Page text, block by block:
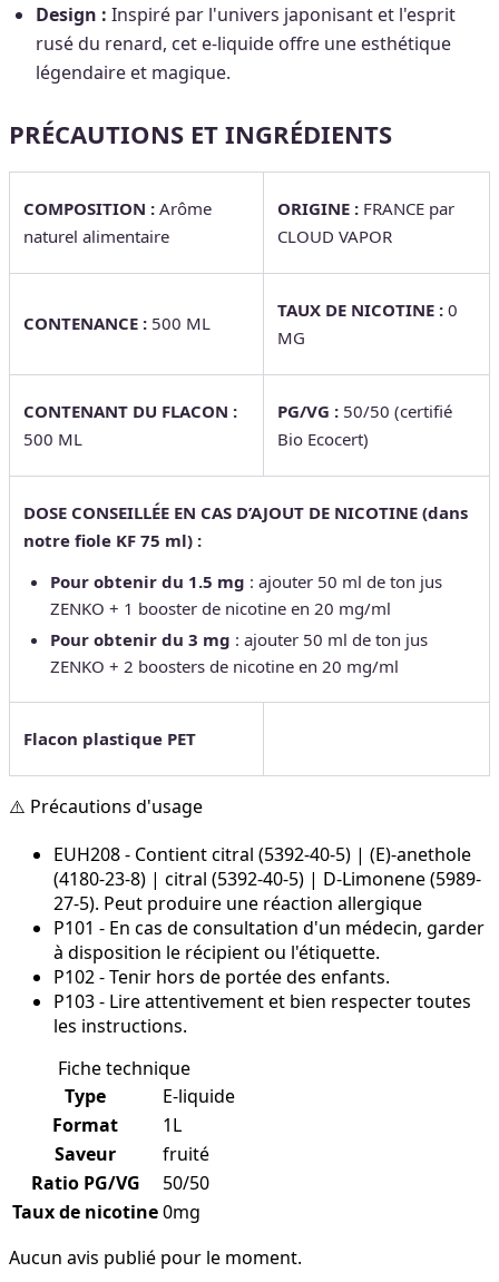
Design : Inspiré par l'univers japonisant et l'esprit
rusé du renard, cet e-liquide offre une esthétique
légendaire et magique.
PRÉCAUTIONS ET INGRÉDIENTS
COMPOSITION : Arôme
naturel alimentaire
ORIGINE : FRANCE par
CLOUD VAPOR
CONTENANCE : 500 ML
TAUX DE NICOTINE : 0
MG
CONTENANT DU FLACON :
500 ML
PG/VG : 50/50 (certifié
Bio Ecocert)
DOSE CONSEILLÉE EN CAS D’AJOUT DE NICOTINE (dans
notre fiole KF 75 ml) :
Pour obtenir du 1.5 mg : ajouter 50 ml de ton jus
ZENKO + 1 booster de nicotine en 20 mg/ml
Pour obtenir du 3 mg : ajouter 50 ml de ton jus
ZENKO + 2 boosters de nicotine en 20 mg/ml
Flacon plastique PET
⚠️ Précautions d'usage
EUH208 - Contient citral (5392-40-5) | (E)-anethole
(4180-23-8) | citral (5392-40-5) | D-Limonene (5989-
27-5). Peut produire une réaction allergique
P101 - En cas de consultation d'un médecin, garder
à disposition le récipient ou l'étiquette.
P102 - Tenir hors de portée des enfants.
P103 - Lire attentivement et bien respecter toutes
les instructions.
Fiche technique
Type
E-liquide
Format
1L
Saveur
fruité
Ratio PG/VG
50/50
Taux de nicotine0mg
Aucun avis publié pour le moment.